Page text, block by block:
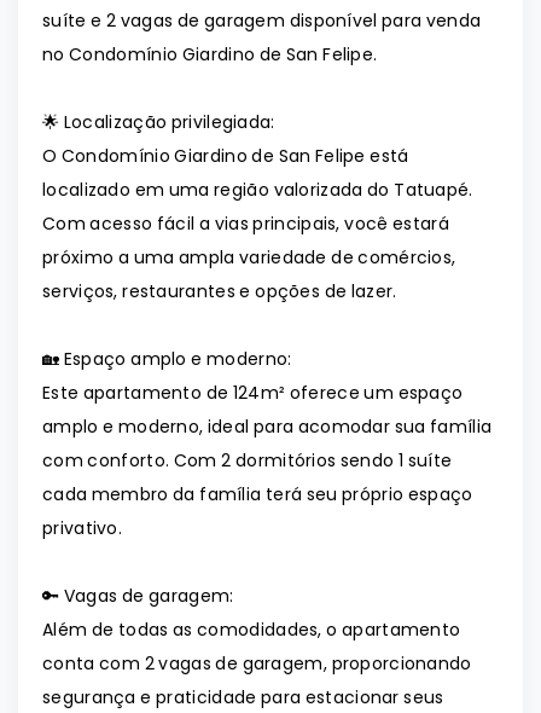
suíte e 2 vagas de garagem disponível para venda
no Condomínio Giardino de San Felipe.
🌟 Localização privilegiada:
O Condomínio Giardino de San Felipe está
localizado em uma região valorizada do Tatuapé.
Com acesso fácil a vias principais, você estará
próximo a uma ampla variedade de comércios,
serviços, restaurantes e opções de lazer.
🏡 Espaço amplo e moderno:
Este apartamento de 124m² oferece um espaço
amplo e moderno, ideal para acomodar sua família
com conforto. Com 2 dormitórios sendo 1 suíte
cada membro da família terá seu próprio espaço
privativo.
🔑 Vagas de garagem:
Além de todas as comodidades, o apartamento
conta com 2 vagas de garagem, proporcionando
segurança e praticidade para estacionar seus